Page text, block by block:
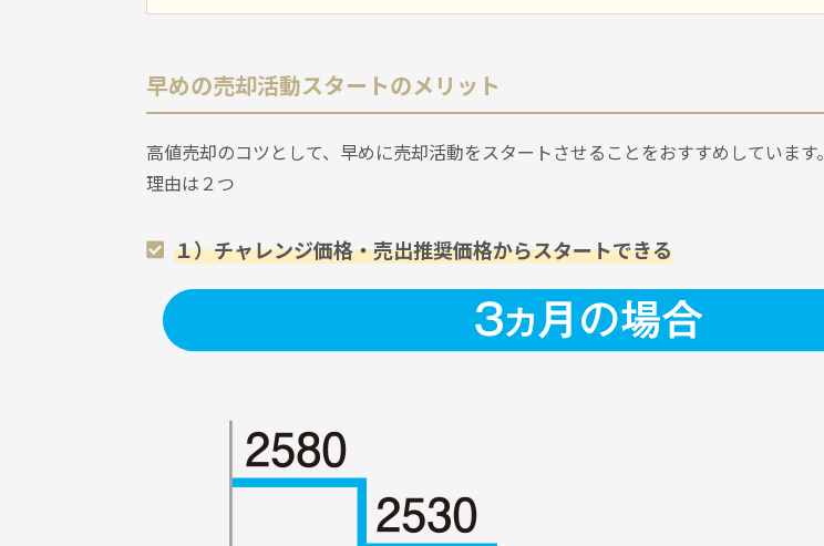
早めの売却活動スタートのメリット
高値売却のコツとして、早めに売却活動をスタートさせることをおすすめしています。
理由は２つ
１）チャレンジ価格・売出推奨価格からスタートできる